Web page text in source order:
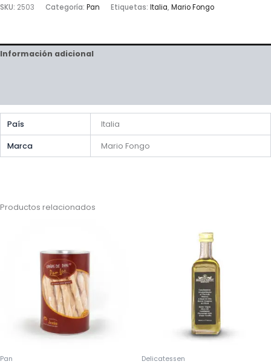
SKU: 2503 Categoría: Pan Etiquetas: Italia, Mario Fongo
Información adicional
País Italia
Marca Mario Fongo
Productos relacionados
Pan Delicatessen
de
precios:
desde
€14,30
hasta
€19,95